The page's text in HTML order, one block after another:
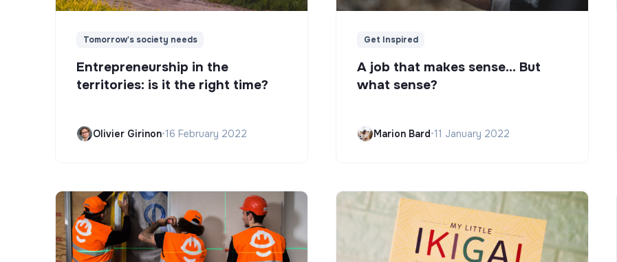
Tomorrow's society needs
Entrepreneurship in the
territories: is it the right time?
Olivier Girinon•16 February 2022
Get Inspired
A job that makes sense... But
what sense?
Marion Bard•11 January 2022